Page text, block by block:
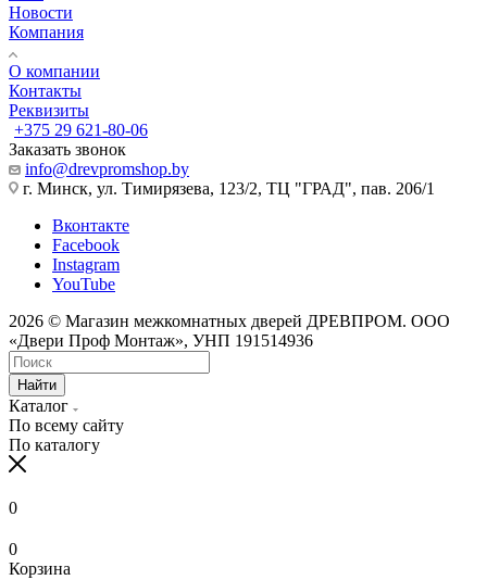
Новости
Компания
О компании
Контакты
Реквизиты
+375 29 621-80-06
Заказать звонок
info@drevpromshop.by
г. Минск, ул. Тимирязева, 123/2, ТЦ "ГРАД", пав. 206/1
Вконтакте
Facebook
Instagram
YouTube
2026 © Магазин межкомнатных дверей ДРЕВПРОМ. ООО
«Двери Проф Монтаж», УНП 191514936
Найти
Каталог
По всему сайту
По каталогу
0
0
Корзина